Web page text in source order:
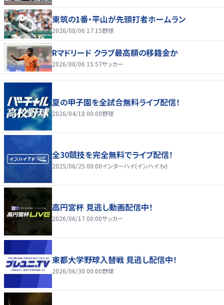
東筑の1番・平山が先頭打者ホームラン
2026/08/06 17:15野球
Rマドリード クラブ最高額の移籍金か
2026/08/06 15:57サッカー
夏の甲子園を全試合無料ライブ配信！
2026/04/18 00:00野球
全30競技を完全無料でライブ配信！
2025/06/25 00:00インターハイ(インハイ.tv)
高円宮杯 見逃し動画配信中！
2026/06/17 00:00サッカー
東都大学野球入替戦 見逃し配信中！
2026/06/30 00:00野球